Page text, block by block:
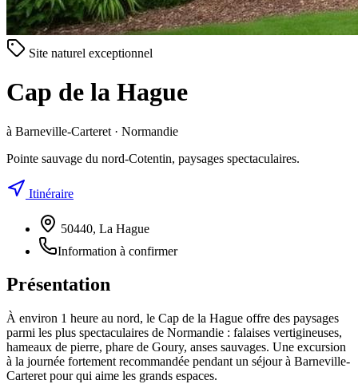
Site naturel exceptionnel
Cap de la Hague
à Barneville-Carteret · Normandie
Pointe sauvage du nord-Cotentin, paysages spectaculaires.
Itinéraire
50440, La Hague
Information à confirmer
Présentation
À environ 1 heure au nord, le Cap de la Hague offre des paysages
parmi les plus spectaculaires de Normandie : falaises vertigineuses,
hameaux de pierre, phare de Goury, anses sauvages. Une excursion
à la journée fortement recommandée pendant un séjour à Barneville-
Carteret pour qui aime les grands espaces.